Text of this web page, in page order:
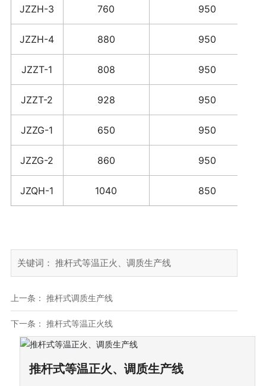
JZZH-3 760 950
JZZH-4 880 950
JZZT-1 808 950
JZZT-2 928 950
JZZG-1 650 950
JZZG-2 860 950
JZQH-1 1040 850
关键词： 推杆式等温正火、调质生产线
上一条： 推杆式调质生产线
下一条： 推杆式等温正火线
推杆式等温正火、调质生产线